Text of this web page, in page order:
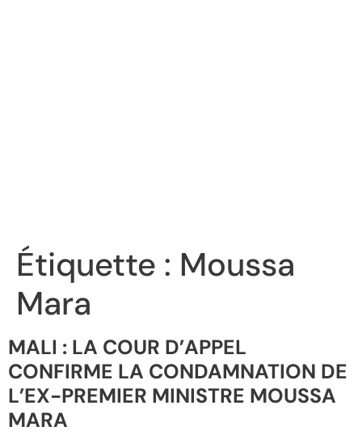
Étiquette : Moussa
Mara
MALI : LA COUR D’APPEL
CONFIRME LA CONDAMNATION DE
L’EX-PREMIER MINISTRE MOUSSA
MARA